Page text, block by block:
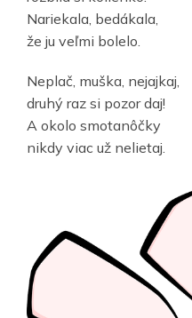
Nariekala, bedákala,
že ju veľmi bolelo.
Neplač, muška, nejajkaj,
druhý raz si pozor daj!
A okolo smotanôčky
nikdy viac už nelietaj.